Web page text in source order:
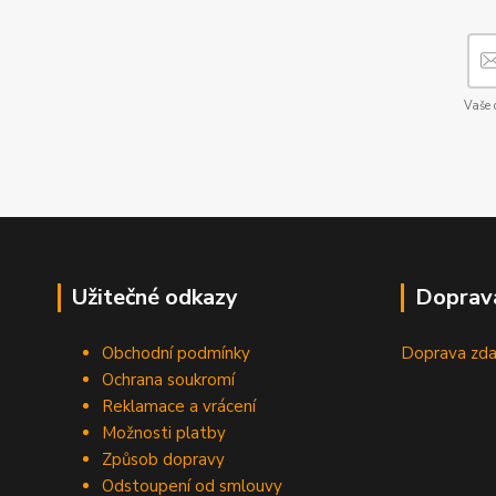
Vaše
Užitečné odkazy
Obchodní podmínky
Ochrana soukromí
Reklamace a vrácení
Možnosti platby
Způsob dopravy
Odstoupení od smlouvy
Doprava